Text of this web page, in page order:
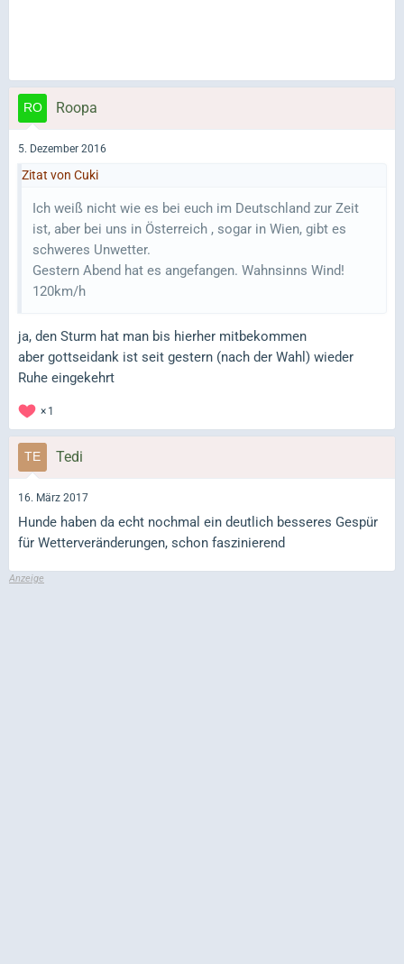
Roopa
5. Dezember 2016
Zitat von Cuki
Ich weiß nicht wie es bei euch im Deutschland zur Zeit
ist, aber bei uns in Österreich , sogar in Wien, gibt es
schweres Unwetter.
Gestern Abend hat es angefangen. Wahnsinns Wind!
120km/h
ja, den Sturm hat man bis hierher mitbekommen
aber gottseidank ist seit gestern (nach der Wahl) wieder
Ruhe eingekehrt
1
Tedi
16. März 2017
Hunde haben da echt nochmal ein deutlich besseres Gespür
für Wetterveränderungen, schon faszinierend